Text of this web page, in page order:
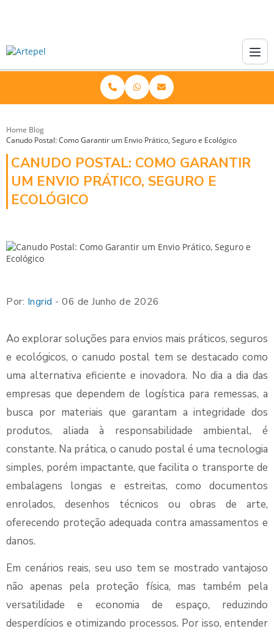
Home Blog
Canudo Postal: Como Garantir um Envio Prático, Seguro e Ecológico
CANUDO POSTAL: COMO GARANTIR
UM ENVIO PRÁTICO, SEGURO E
ECOLÓGICO
Por: Ingrid - 06 de Junho de 2026
Ao explorar soluções para envios mais práticos, seguros
e ecológicos, o canudo postal tem se destacado como
uma alternativa eficiente e inovadora. No dia a dia das
empresas que dependem de logística para remessas, a
busca por materiais que garantam a integridade dos
produtos, aliada à responsabilidade ambiental, é
constante. Na prática, o canudo postal é uma tecnologia
simples, porém impactante, que facilita o transporte de
embalagens longas e estreitas, como documentos
enrolados, desenhos técnicos ou obras de arte,
oferecendo proteção adequada contra amassamentos e
danos.
Em cenários reais, seu uso tem se mostrado vantajoso
não apenas pela proteção física, mas também pela
versatilidade e economia de espaço, reduzindo
desperdícios e otimizando processos. Por isso, entender